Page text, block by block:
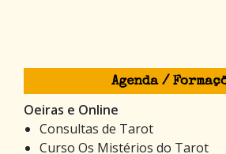
Agenda /
Oeiras e Online
Consultas de Tarot
Curso Os Mistérios do Tarot